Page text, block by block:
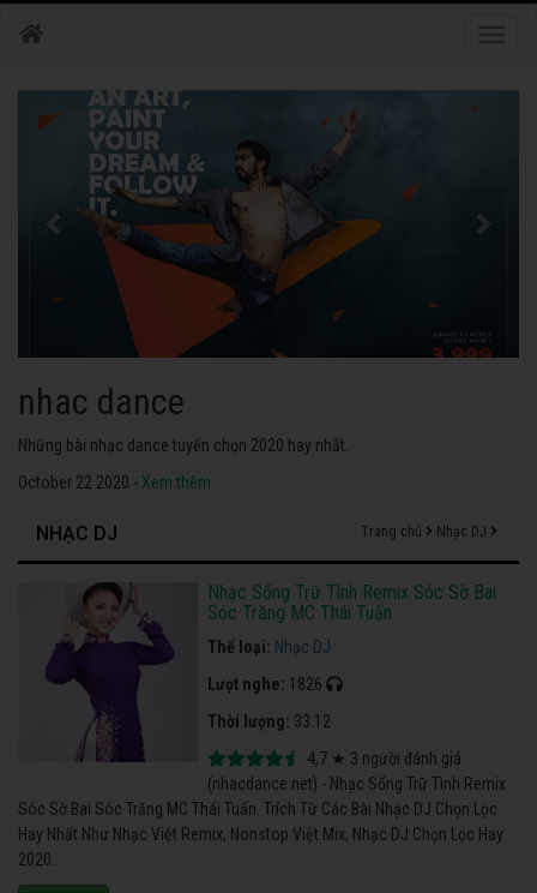
nhac dance
Những bài nhạc dance tuyển chọn 2020 hay nhất.
October 22 2020 - Xem thêm
NHẠC DJ Trang chủ Nhạc DJ
Nhạc Sống Trữ Tình Remix Sóc Sờ Bai
Sóc Trăng MC Thái Tuấn
Thể loại: Nhạc DJ
Lượt nghe: 1826
Thời lượng: 33:12
4,7 ★ 3 người đánh giá
(nhacdance.net) - Nhạc Sống Trữ Tình Remix
Sóc Sờ Bai Sóc Trăng MC Thái Tuấn. Trích Từ Các Bài Nhạc DJ Chọn Lọc
Hay Nhất Như Nhạc Việt Remix, Nonstop Việt Mix, Nhạc DJ Chọn Lọc Hay
2020.